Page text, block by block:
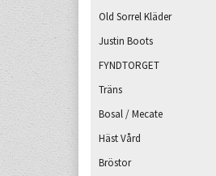
Old Sorrel Kläder
Justin Boots
FYNDTORGET
Träns
Bosal / Mecate
Häst Vård
Bröstor